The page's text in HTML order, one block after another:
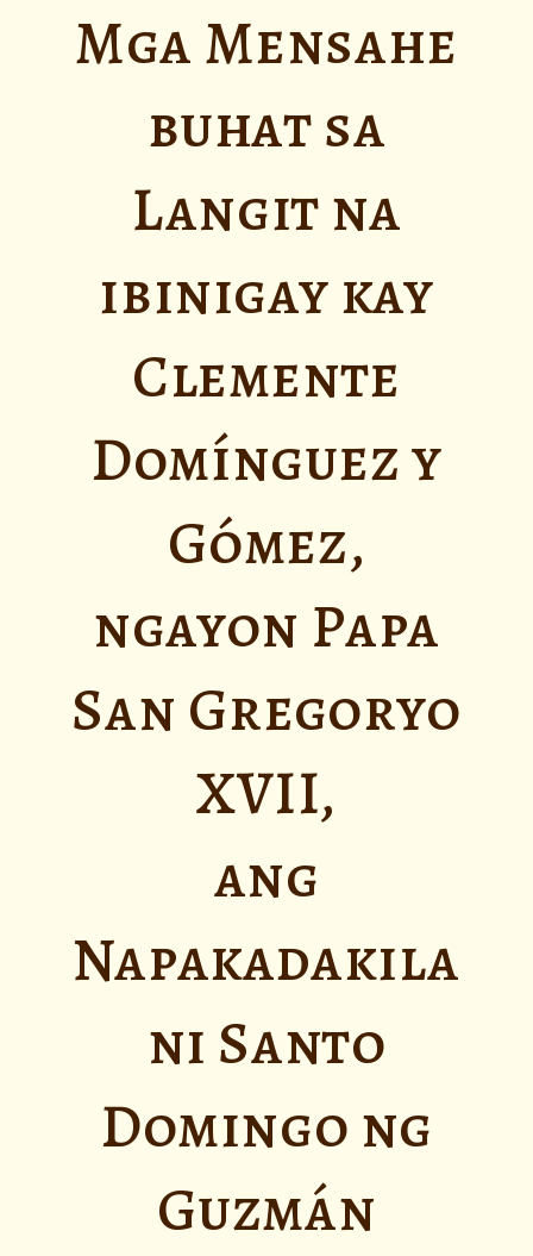
Mga Mensahe
buhat sa
Langit na
ibinigay kay
Clemente
Domínguez y
Gómez,
ngayon Papa
San Gregoryo
XVII,
ang
Napakadakila
ni Santo
Domingo ng
Guzmán